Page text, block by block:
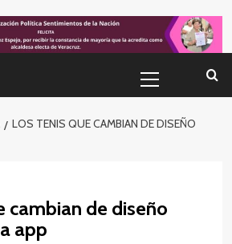
primario
LOS TENIS QUE CAMBIAN DE DISEÑO
cambian de diseño
app